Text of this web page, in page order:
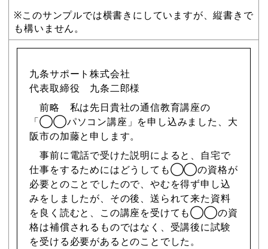
※このサンプルでは横書きにしていますが、縦書きで
も構いません。
九条サポート株式会社
代表取締役 九条二郎様
前略 私は先日貴社の通信教育講座の
「◯◯パソコン講座」を申し込みました、大
阪市の加藤と申します。
事前に電話で受けた説明によると、自宅で
仕事をするためにはどうしても◯◯の資格が
必要とのことでしたので、やむを得ず申し込
みをしましたが、その後、送られて来た資料
を良く読むと、この講座を受けても◯◯の資
格は補償されるものではなく、受講後に試験
を受ける必要があるとのことでした。